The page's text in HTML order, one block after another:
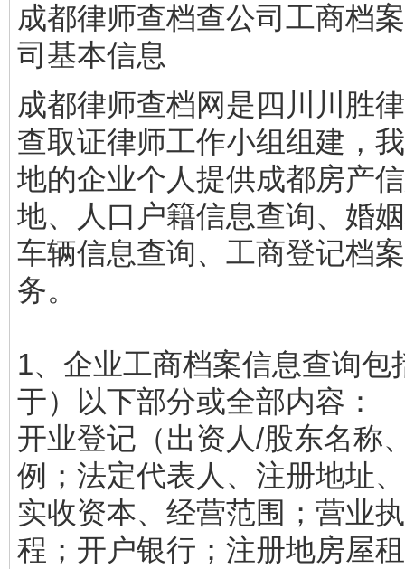
成都律师查档查公司工商档
司基本信息
成都律师查档网是四川川胜
查取证律师工作小组组建，
地的企业个人提供成都房产
地、人口户籍信息查询、婚
车辆信息查询、工商登记档
务。
1、企业工商档案信息查询包
于）以下部分或全部内容：
开业登记（出资人/股东名称
例；法定代表人、注册地址
实收资本、经营范围；营业
程；开户银行；注册地房屋